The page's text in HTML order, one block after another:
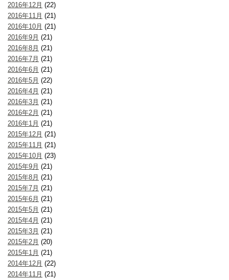
2016年12月 (22)
2016年11月 (21)
2016年10月 (21)
2016年9月 (21)
2016年8月 (21)
2016年7月 (21)
2016年6月 (21)
2016年5月 (22)
2016年4月 (21)
2016年3月 (21)
2016年2月 (21)
2016年1月 (21)
2015年12月 (21)
2015年11月 (21)
2015年10月 (23)
2015年9月 (21)
2015年8月 (21)
2015年7月 (21)
2015年6月 (21)
2015年5月 (21)
2015年4月 (21)
2015年3月 (21)
2015年2月 (20)
2015年1月 (21)
2014年12月 (22)
2014年11月 (21)